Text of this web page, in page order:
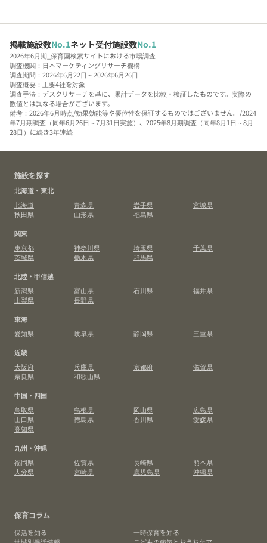
掲載施設数No.1ネット受付施設数No.1
2026年6月期_保育園検索サイトにおける市場調査
調査機関：日本マーケティングリサーチ機構
調査期間：2026年6月22日～2026年6月26日
調査概要：主要4社を対象
調査手法：デスクリサーチを基に、累計データを比較・検証したものです。実際の
数値とは異なる場合がございます。
備考：2026年6月時点/効果効能等や優位性を保証するものではございません。/2024
年7月期調査（同年6月26日～7月31日実施）、2025年8月期調査（同年8月1日～8月
28日）に続き3年連続
施設を探す
北海道・東北
北海道
青森県 岩手県
宮城県
秋田県
山形県
福島県
関東
東京都
神奈川県 埼玉県
千葉県
茨城県
栃木県
群馬県
北陸・甲信越
新潟県
富山県 石川県
福井県
山梨県
長野県
東海
愛知県
岐阜県 静岡県
三重県
近畿
大阪府
兵庫県 京都府
滋賀県
奈良県
和歌山県
中国・四国
鳥取県
島根県 岡山県
広島県
山口県
徳島県 香川県
愛媛県
高知県
九州・沖縄
福岡県
佐賀県 長崎県
熊本県
大分県
宮崎県 鹿児島県 沖縄県
保育コラム
保活を知る
一時保育を知る